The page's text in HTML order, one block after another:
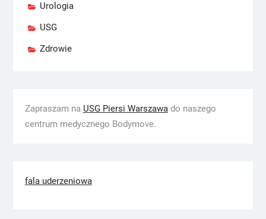
Urologia
USG
Zdrowie
Zapraszam na USG Piersi Warszawado naszego
centrum medycznego Bodymove.
fala uderzeniowa